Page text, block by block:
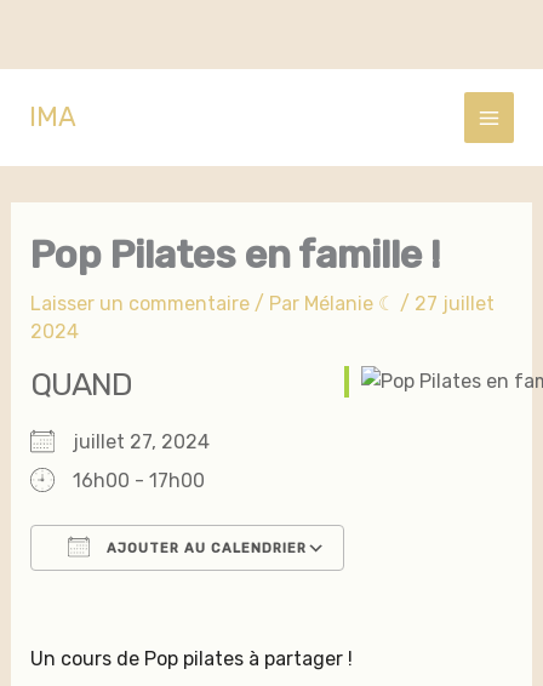
IMA
Pop Pilates en famille !
Laisser un commentaire / Par Mélanie ☾ / 27 juillet
2024
QUAND
juillet 27, 2024
16h00 - 17h00
AJOUTER AU CALENDRIER
Un cours de Pop pilates à partager !